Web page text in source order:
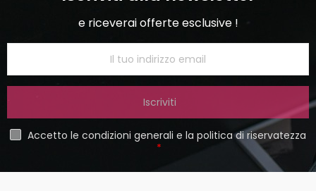
e riceverai offerte esclusive !
Iscriviti
Accetto le condizioni generali e la politica di riservatezza